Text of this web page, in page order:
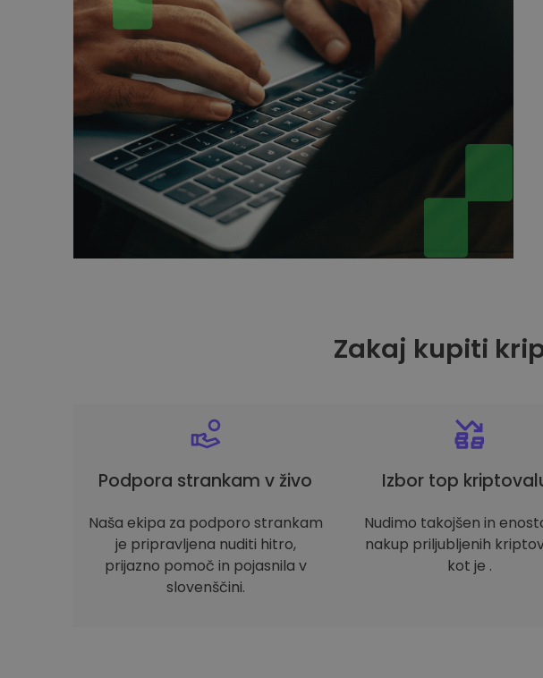
Zakaj kupiti
Podpora strankam v živo
Naša ekipa za podporo strankam
je pripravljena nuditi hitro,
prijazno pomoč in pojasnila v
slovenščini.
Izbor top
Nudimo takojšen in
nakup priljubljenih
kot je .